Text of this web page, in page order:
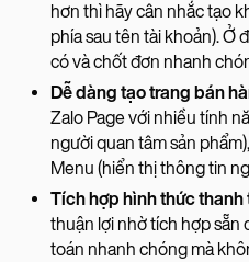
hơn thì hãy cân nhắc tạo
phía sau tên tài khoản). Ở
có và chốt đơn nhanh
Dễ dàng tạo trang bán
Zalo Page với nhiều tính
người quan tâm sản
Menu (hiển thị thông tin
Tích hợp hình thức thanh
thuận lợi nhờ tích hợp sẵn
toán nhanh chóng mà